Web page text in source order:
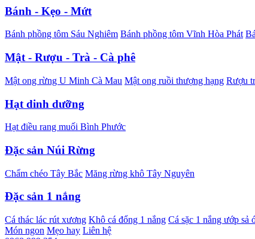
Bánh - Kẹo - Mứt
Bánh phồng tôm Sáu Nghiêm Bánh phồng tôm Vĩnh Hòa Phát
Mật - Rượu - Trà - Cà phê
Mật ong rừng U Minh Cà Mau Mật ong ruồi thượng hạng Rượu
Hạt dinh dưỡng
Hạt điều rang muối Bình Phước
Đặc sản Núi Rừng
Chẩm chéo Tây Bắc Măng rừng khô Tây Nguyên
Đặc sản 1 nắng
Cá thác lác rút xương Khô cá đổng 1 nắng Cá sặc 1 nắng ướp sả
Món ngon Mẹo hay Liên hệ